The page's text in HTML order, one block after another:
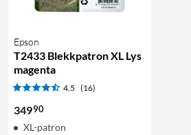
Epson
T2433 Blekkpatron XL Lys
magenta
4.5 (16)
34990
XL-patron